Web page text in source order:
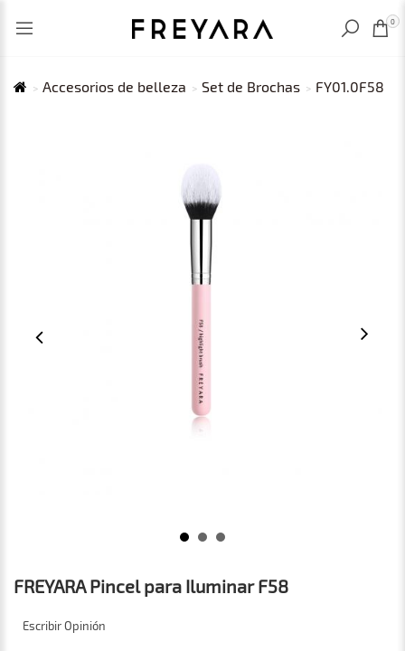
MXN
VISTO RECIENTEMENTE 0
Accesorios de belleza Set de Brochas FY01.0F58
FREYARA Pincel para Iluminar F58
Escribir Opinión